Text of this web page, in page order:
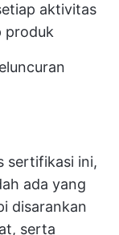
aktivitas
produk
sertifikasi ini,
ada yang
disarankan
serta